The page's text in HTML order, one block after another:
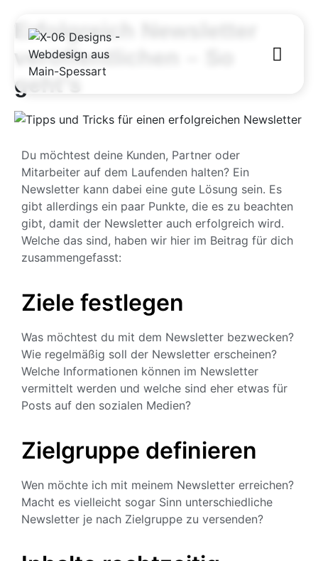
Erfolgreich Newsletter
veröffentlichen – So
geht’s
Du möchtest deine Kunden, Partner oder
Mitarbeiter auf dem Laufenden halten? Ein
Newsletter kann dabei eine gute Lösung sein. Es
gibt allerdings ein paar Punkte, die es zu beachten
gibt, damit der Newsletter auch erfolgreich wird.
Welche das sind, haben wir hier im Beitrag für dich
zusammengefasst:
Ziele festlegen
Was möchtest du mit dem Newsletter bezwecken?
Wie regelmäßig soll der Newsletter erscheinen?
Welche Informationen können im Newsletter
vermittelt werden und welche sind eher etwas für
Posts auf den sozialen Medien?
Zielgruppe definieren
Wen möchte ich mit meinem Newsletter erreichen?
Macht es vielleicht sogar Sinn unterschiedliche
Newsletter je nach Zielgruppe zu versenden?